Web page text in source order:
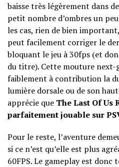
baisse très légèrement dans
petit nombre d’ombres un
les cas, rien de bien
peut facilement corriger le
bloquant le jeu à 30fps (et
du titre). Cette mouture next-
faiblement à contribution la
lumière dorsale ou de son
apprécie que The Last Of Us
parfaitement jouable sur
Pour le reste, l’aventure
si ce n’est qu’elle est plus
60FPS. Le gameplay est donc